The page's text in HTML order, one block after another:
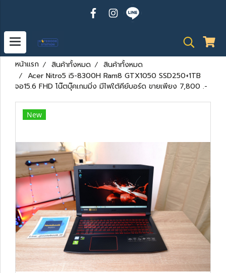
หน้าแรก สินค้าทั้งหมด
สินค้าทั้งหมด
Acer Nitro5 i5-8300H Ram8 GTX1050 SSD250+1TB
จอ15.6 FHD โน๊ตบุ๊คเกมมิ่ง มีไฟใต้คีย์บอร์ด ขายเพียง 7,800 .-
New